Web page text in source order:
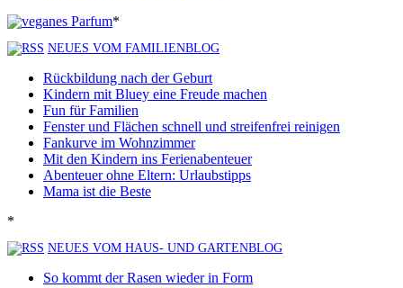
*
NEUES VOM FAMILIENBLOG
Rückbildung nach der Geburt
Kindern mit Bluey eine Freude machen
Fun für Familien
Fenster und Flächen schnell und streifenfrei reinigen
Fankurve im Wohnzimmer
Mit den Kindern ins Ferienabenteuer
Abenteuer ohne Eltern: Urlaubstipps
Mama ist die Beste
*
NEUES VOM HAUS- UND GARTENBLOG
So kommt der Rasen wieder in Form